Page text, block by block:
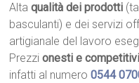
Altaqualità dei prodotti
basculanti) e dei servizi
artigianale del lavoro
Prezzionesti e competitivi
infatti al numero0544